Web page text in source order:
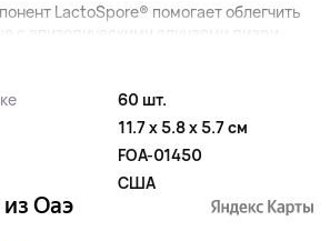
LactoSpore® помогает облегчить
с эпизодическими случаями диари, ...
60 шт.
11.7 x 5.8 x 5.7 см
FOA-01450
США